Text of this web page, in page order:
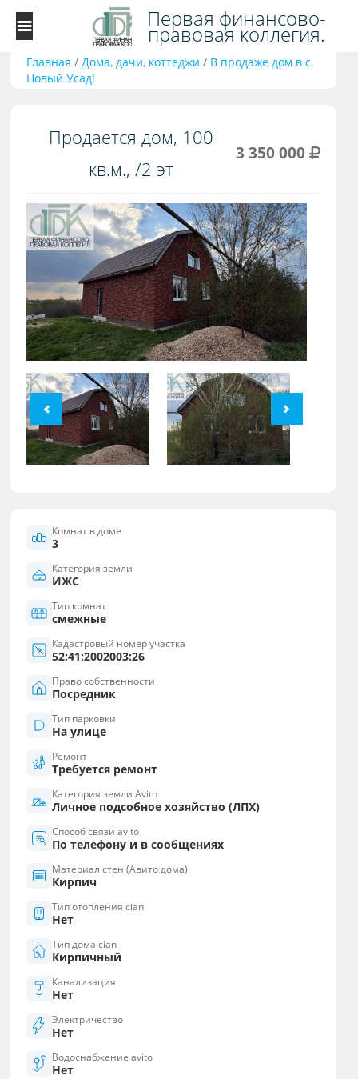
Первая финансово-
правовая коллегия.
Главная /Дома, дачи, коттеджи / В продаже дом в с.
Новый Усад!
Продается дом, 100
кв.м., /2 эт
3 350 000
Комнат в доме
3
Категория земли
ИЖС
Тип комнат
смежные
Кадастровый номер участка
52:41:2002003:26
Право собственности
Посредник
Тип парковки
На улице
Ремонт
Требуется ремонт
Категория земли Avito
Личное подсобное хозяйство (ЛПХ)
Способ связи avito
По телефону и в сообщениях
Материал стен (Авито дома)
Кирпич
Тип отопления cian
Нет
Тип дома cian
Кирпичный
Канализация
Нет
Электричество
Нет
Водоснабжение avito
Нет